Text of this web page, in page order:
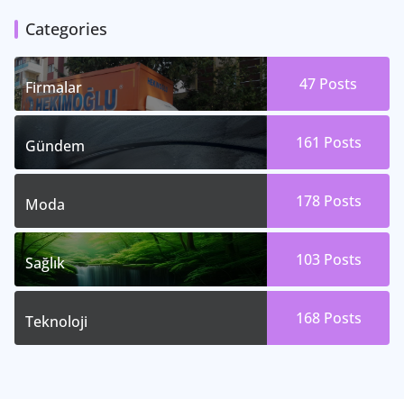
Categories
Firmalar 47 Posts
Gündem 161 Posts
Moda 178 Posts
Sağlık 103 Posts
Teknoloji 168 Posts